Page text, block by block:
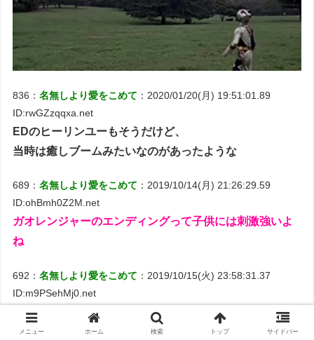
836：名無しより愛をこめて ：2020/01/20(月) 19:51:01.89
ID:rwGZzqqxa.net
EDのヒーリンユーもそうだけど、
当時は癒しブームみたいなのがあったような
689：名無しより愛をこめて ：2019/10/14(月) 21:26:29.59
ID:ohBmh0Z2M.net
ガオレンジャーのエンディングって子供には刺激強いよ
ね
692：名無しより愛をこめて ：2019/10/15(火) 23:58:31.37
ID:m9PSehMj0.net
>>689
後半で裸無しの映像へ変わるよね、
メニュー ホーム 検索 トップ サイドバー